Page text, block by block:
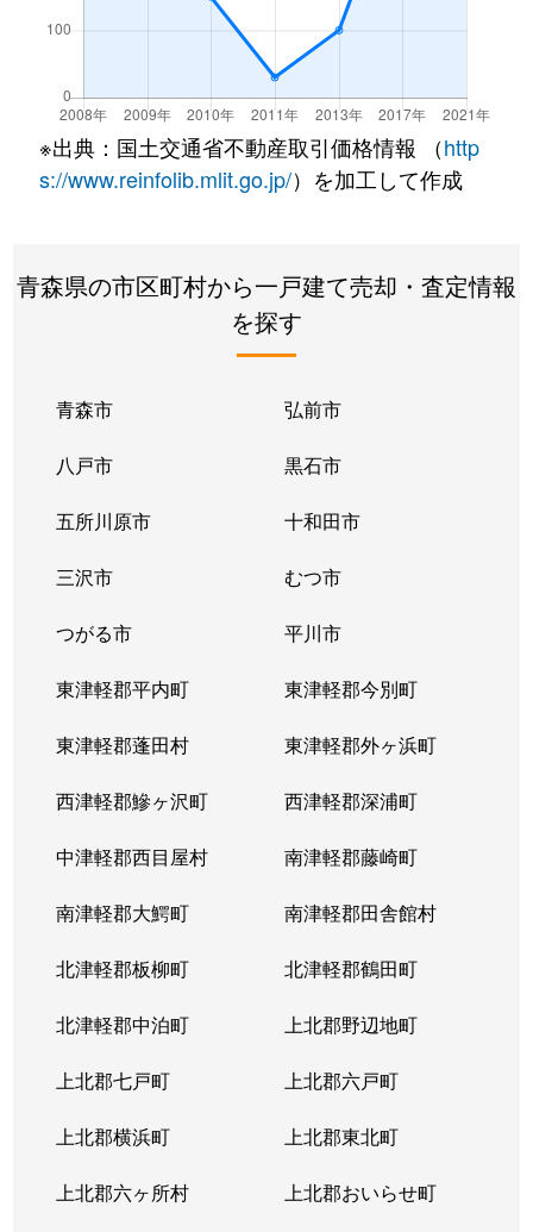
※出典：国土交通省不動産取引価格情報 （http
s://www.reinfolib.mlit.go.jp/）を加工して作成
青森県の市区町村から一戸建て売却・査定情報
を探す
青森市 弘前市
八戸市 黒石市
五所川原市 十和田市
三沢市 むつ市
つがる市 平川市
東津軽郡平内町 東津軽郡今別町
東津軽郡蓬田村 東津軽郡外ヶ浜町
西津軽郡鰺ヶ沢町 西津軽郡深浦町
中津軽郡西目屋村 南津軽郡藤崎町
南津軽郡大鰐町 南津軽郡田舎館村
北津軽郡板柳町 北津軽郡鶴田町
北津軽郡中泊町 上北郡野辺地町
上北郡七戸町 上北郡六戸町
上北郡横浜町 上北郡東北町
上北郡六ヶ所村 上北郡おいらせ町